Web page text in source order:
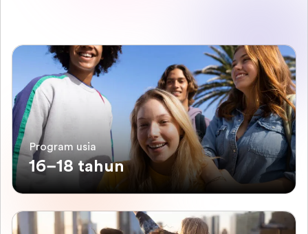
Program usia
16–18 tahun